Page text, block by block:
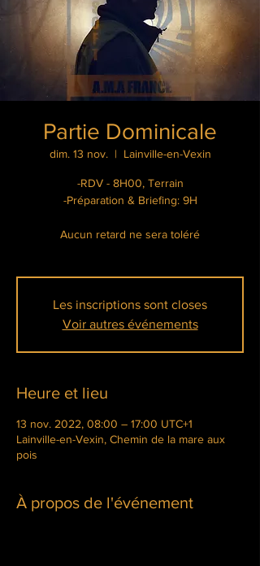
Partie Dominicale
dim. 13 nov.
  |
Lainville-en-Vexin
-RDV - 8H00, Terrain
-Préparation & Briefing: 9H
Aucun retard ne sera toléré
Les inscriptions sont closes
Voir autres événements
Heure et lieu
13 nov. 2022, 08:00 – 17:00 UTC+1
Lainville-en-Vexin, Chemin de la mare aux
pois
À propos de l'événement